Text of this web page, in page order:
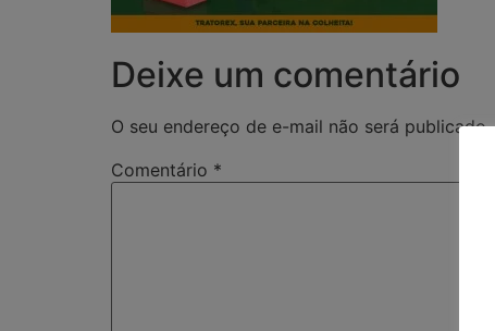
Deixe um comentário
O seu endereço de e-mail não será publicado.
Comentário *